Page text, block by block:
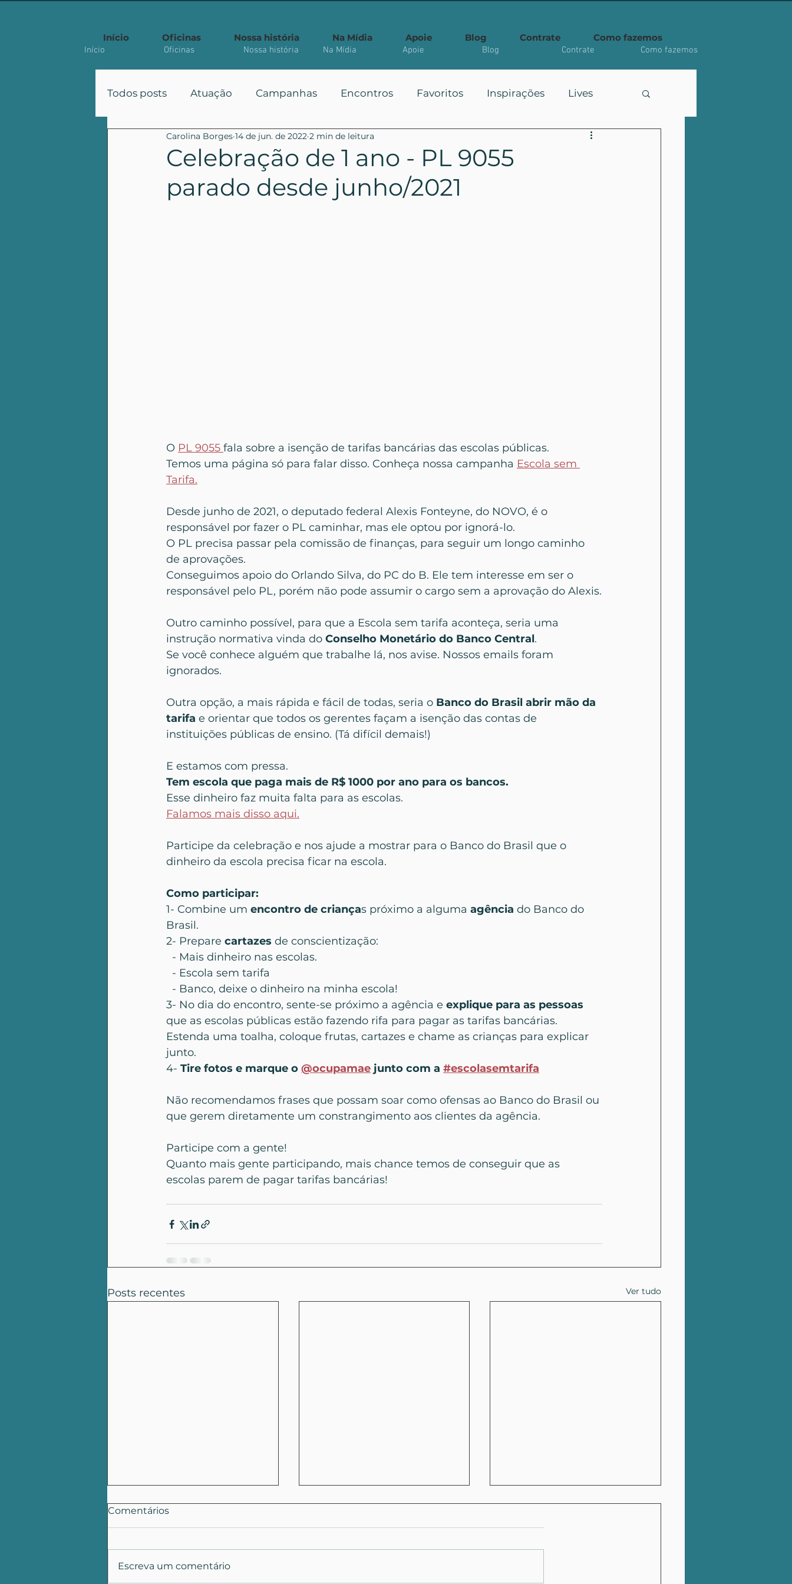
Início Oficinas Nossa história Na Mídia Apoie Blog Contrate Como fazemos
Todos posts Atuação Campanhas Encontros Favoritos Inspirações Lives
Participação Políticas Públicas Você Sabia?
Artigo Acadêmico
Celebração de 1 ano - PL 9055
parado desde junho/2021
Carolina Borges 14 de jun. de 2022 2 min de leitura
O PL 9055 fala sobre a isenção de tarifas bancárias das escolas públicas.
Temos uma página só para falar disso. Conheça nossa campanha Escola sem
Tarifa.
Desde junho de 2021, o deputado federal Alexis Fonteyne, do NOVO, é o
responsável por fazer o PL caminhar, mas ele optou por ignorá-lo.
O PL precisa passar pela comissão de finanças, para seguir um longo caminho
de aprovações.
Conseguimos apoio do Orlando Silva, do PC do B. Ele tem interesse em ser o
responsável pelo PL, porém não pode assumir o cargo sem a aprovação do Alexis.
Outro caminho possível, para que a Escola sem tarifa aconteça, seria uma
instrução normativa vinda do Conselho Monetário do Banco Central.
Se você conhece alguém que trabalhe lá, nos avise. Nossos emails foram
ignorados.
Outra opção, a mais rápida e fácil de todas, seria o Banco do Brasil abrir mão da
tarifa e orientar que todos os gerentes façam a isenção das contas de
instituições públicas de ensino. (Tá difícil demais!)
E estamos com pressa.
Tem escola que paga mais de R$ 1000 por ano para os bancos.
Esse dinheiro faz muita falta para as escolas.
Falamos mais disso aqui.
Participe da celebração e nos ajude a mostrar para o Banco do Brasil que o
dinheiro da escola precisa ficar na escola.
Como participar:
1- Combine um encontro de crianças próximo a alguma agência do Banco do
Brasil.
2- Prepare cartazes de conscientização:
  - Mais dinheiro nas escolas.
  - Escola sem tarifa
  - Banco, deixe o dinheiro na minha escola!
3- No dia do encontro, sente-se próximo a agência e explique para as pessoas
que as escolas públicas estão fazendo rifa para pagar as tarifas bancárias.
Estenda uma toalha, coloque frutas, cartazes e chame as crianças para explicar
junto.
4- Tire fotos e marque o @ocupamae junto com a #escolasemtarifa
Não recomendamos frases que possam soar como ofensas ao Banco do Brasil ou
que gerem diretamente um constrangimento aos clientes da agência.
Participe com a gente!
Quanto mais gente participando, mais chance temos de conseguir que as
escolas parem de pagar tarifas bancárias!
Posts recentes Ver tudo
Comentários
Escreva um comentário
Início Oficinas Nossa história Na Mídia Apoie Blog Contrate Como fazemos